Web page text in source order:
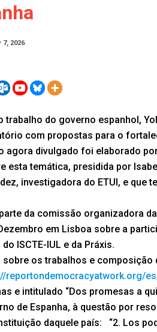
7, 2026
trabalho do governo espanhol,
com propostas para o
agora divulgado foi elaborado
esta temática, presidida por
investigadora do ETUI, e que
da comissão organizadora
em Lisboa sobre a
ISCTE-IUL e da Práxis.
os trabalhos e
reportondemocracyatwork.org/
e intitulado “Dos promesas a
de Espanha, à questão por
daquele país: “2. Los